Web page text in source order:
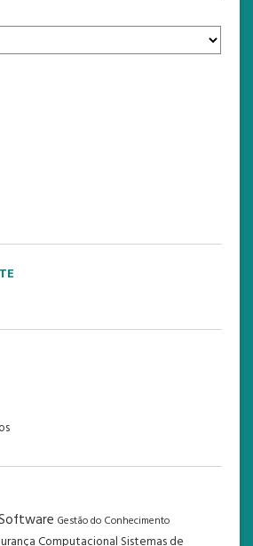
Gestão do Conhecimento
Computacional Sistemas de